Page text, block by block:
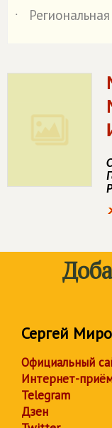
˙
Сергей
Официальный
Интернет-
Telegram
Дзен